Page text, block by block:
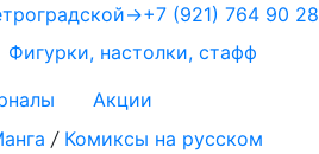
+7 (921) 764 90 28
→
Фигурки, настолки, стафф
Акции
/ Комиксы на русском